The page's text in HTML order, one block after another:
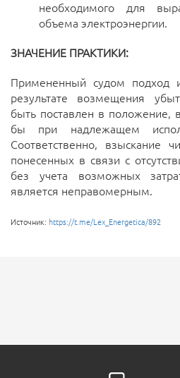
необходимого для
объема электроэнергии.
ЗНАЧЕНИЕ ПРАКТИКИ:
Примененный судом подход
результате возмещения
быть поставлен в положение,
бы при надлежащем
Соответственно, взыскание
понесенных в связи с
без учета возможных
является неправомерным.
Источник: https://t.me/Lex_Energetica/892